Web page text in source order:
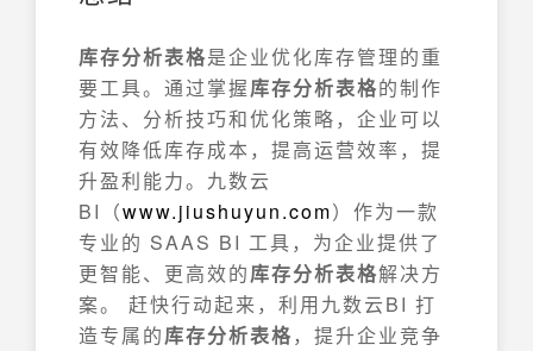
库存分析表格是企业优化库存管理的重
要工具。通过掌握库存分析表格的制作
方法、分析技巧和优化策略，企业可以
有效降低库存成本，提高运营效率，提
升盈利能力。九数云
BI（www.jiushuyun.com）作为一款
专业的 SAAS BI 工具，为企业提供了
更智能、更高效的库存分析表格解决方
案。 赶快行动起来，利用九数云BI 打
造专属的库存分析表格，提升企业竞争